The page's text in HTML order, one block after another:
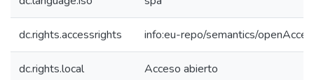
dc.rights.accessrights info:eu-repo/semantics/
dc.rights.local Acceso abierto